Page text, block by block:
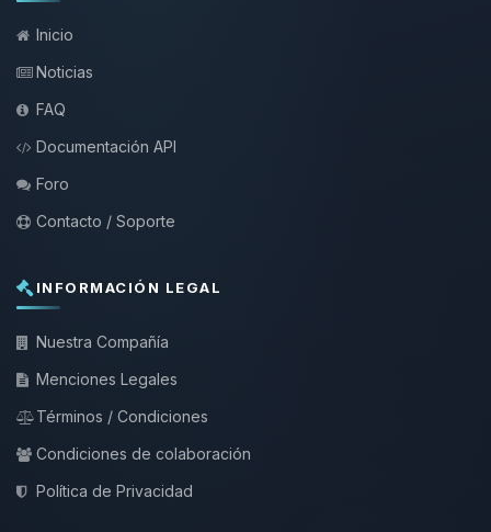
Inicio
Noticias
FAQ
Documentación API
Foro
Contacto / Soporte
INFORMACIÓN LEGAL
Nuestra Compañía
Menciones Legales
Términos / Condiciones
Condiciones de colaboración
Política de Privacidad